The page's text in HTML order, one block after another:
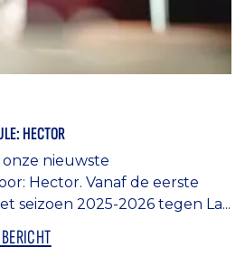
HECTOR
nieuwste
Hector. Vanaf de eerste
seizoen 2025-2026 tegen La...